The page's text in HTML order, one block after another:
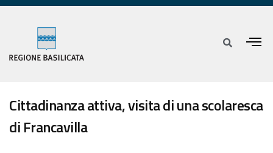
Cittadinanza attiva, visita di una scolaresca
di Francavilla